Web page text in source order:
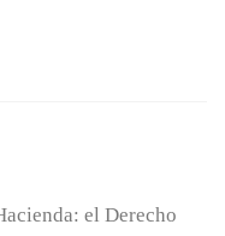
el Derecho